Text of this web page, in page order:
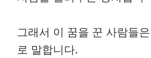
그래서 이 꿈을 꾼 사람들
로 말합니다.